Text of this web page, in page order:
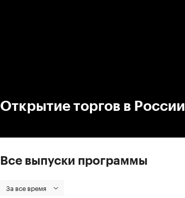
Открытие торгов в России
Все выпуски программы
За все время